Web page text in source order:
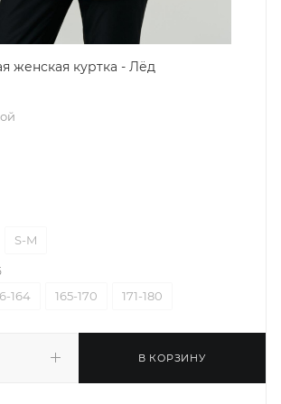
женская куртка - Лёд
В КОРЗИНУ
S-M
164 165-170 171-180